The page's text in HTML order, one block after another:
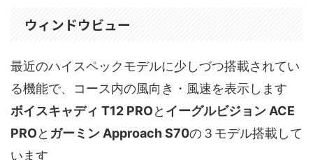
ウィンドウビュー
最近のハイスペックモデルに少しづつ搭載されてい
る機能で、コース内の風向き・風速を表示します
ボイスキャディ T12 PROと イーグルビジョン ACE
PROと ガーミン Approach S70の３モデル搭載して
います